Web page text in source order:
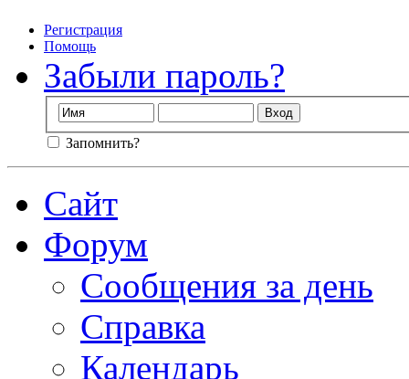
Регистрация
Помощь
Забыли пароль?
Запомнить?
Сайт
Форум
Сообщения за день
Справка
Календарь